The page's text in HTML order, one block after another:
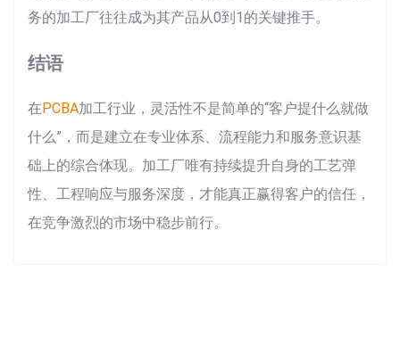
务的加工厂往往成为其产品从0到1的关键推手。
结语
在PCBA加工行业，灵活性不是简单的“客户提什么就做
什么”，而是建立在专业体系、流程能力和服务意识基
础上的综合体现。加工厂唯有持续提升自身的工艺弹
性、工程响应与服务深度，才能真正赢得客户的信任，
在竞争激烈的市场中稳步前行。